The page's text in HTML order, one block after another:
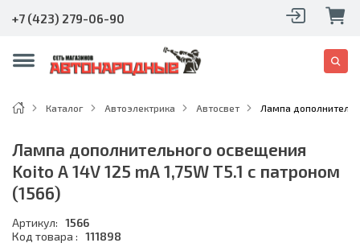
+7 (423) 279-06-90
Каталог Автоэлектрика Автосвет Лампа
Лампа дополнительного освещения
Koito А 14V 125 mA 1,75W T5.1 с патроном
(1566)
Артикул: 1566
Код товара : 111898